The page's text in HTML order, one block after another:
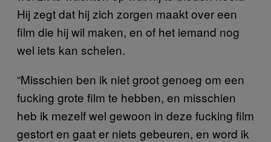
Hij zegt dat hij zich zorgen maakt over een
film die hij wil maken, en of het iemand nog
wel iets kan schelen.
“Misschien ben ik niet groot genoeg om een
fucking grote film te hebben, en misschien
heb ik mezelf wel gewoon in deze fucking film
gestort en gaat er niets gebeuren, en word ik